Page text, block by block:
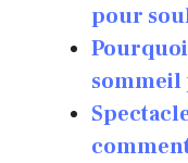
pour
sommeil